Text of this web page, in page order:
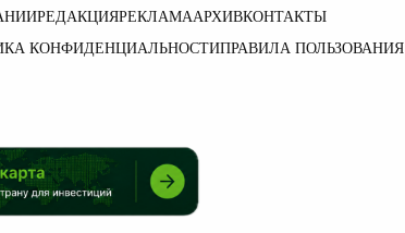
РЕДАКЦИЯРЕКЛАМААРХИВКОНТАКТЫ
КОНФИДЕНЦИАЛЬНОСТИПРАВИЛА ПОЛЬЗОВАНИЯ